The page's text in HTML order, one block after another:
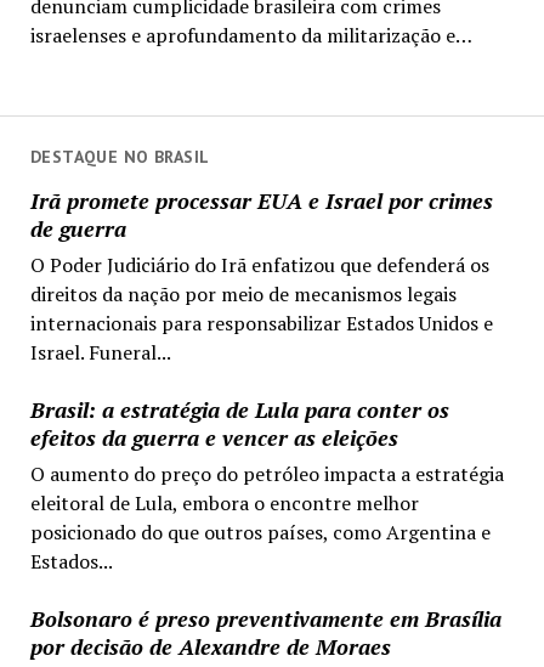
DESTAQUE NO BRASIL
Irã promete processar EUA e Israel por crimes
de guerra
O Poder Judiciário do Irã enfatizou que defenderá os
direitos da nação por meio de mecanismos legais
internacionais para responsabilizar Estados Unidos e
Israel. Funeral...
Brasil: a estratégia de Lula para conter os
efeitos da guerra e vencer as eleições
O aumento do preço do petróleo impacta a estratégia
eleitoral de Lula, embora o encontre melhor
posicionado do que outros países, como Argentina e
Estados...
Bolsonaro é preso preventivamente em Brasília
por decisão de Alexandre de Moraes
denunciam cumplicidade brasileira com crimes
israelenses e aprofundamento da militarização e…